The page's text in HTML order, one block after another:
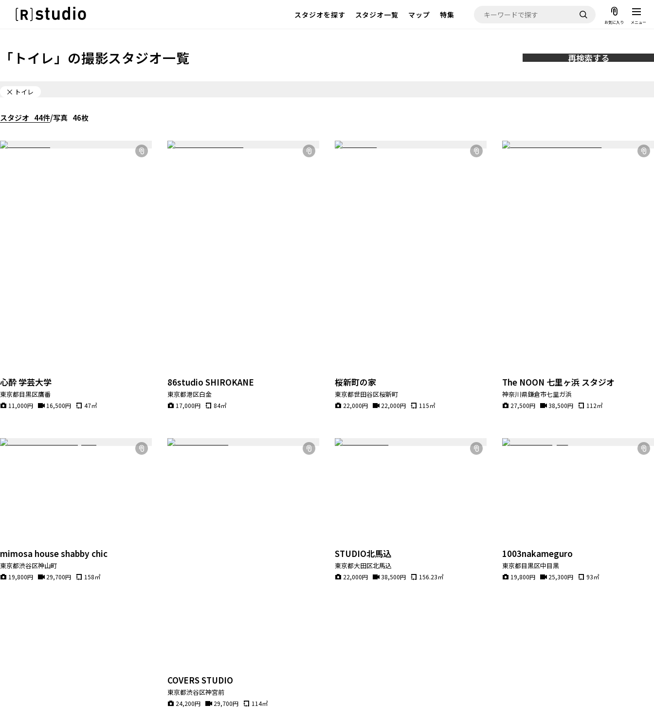
スタジオを探す
スタジオ一覧 マップ 特集
お気に入り メニュー
IMAGE
雰囲気で探したい
ひとつのスタジオであれもこれも
カフェやオフィスなどロケシーンも
スタジオを探す
SCENE
LOCATION
「 トイレ」の撮影スタジオ一覧 再検索する
トイレ
スタジオ 44件/写真 46枚
心酔 学芸大学
東京都目黒区鷹番
11,000円 16,500円 47㎡
86studio SHIROKANE
東京都港区白金
17,000円 84㎡
桜新町の家
東京都世田谷区桜新町
22,000円 22,000円 115㎡
The NOON 七里ヶ浜 スタジオ
神奈川県鎌倉市七里ガ浜
27,500円 38,500円 112㎡
mimosa house shabby chic
東京都渋谷区神山町
19,800円 29,700円 158㎡
COVERS STUDIO
東京都渋谷区神宮前
24,200円 29,700円 114㎡
STUDIO北馬込
東京都大田区北馬込
22,000円 38,500円 156.23㎡
1003nakameguro
東京都目黒区中目黒
19,800円 25,300円 93㎡